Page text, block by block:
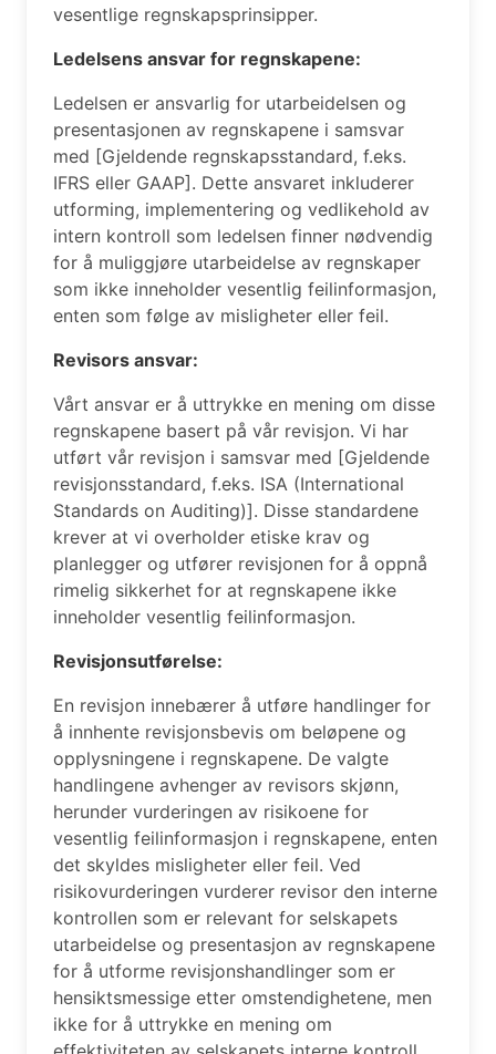
vesentlige regnskapsprinsipper.
Ledelsens ansvar for regnskapene:
Ledelsen er ansvarlig for utarbeidelsen og
presentasjonen av regnskapene i samsvar
med [Gjeldende regnskapsstandard, f.eks.
IFRS eller GAAP]. Dette ansvaret inkluderer
utforming, implementering og vedlikehold av
intern kontroll som ledelsen finner nødvendig
for å muliggjøre utarbeidelse av regnskaper
som ikke inneholder vesentlig feilinformasjon,
enten som følge av misligheter eller feil.
Revisors ansvar:
Vårt ansvar er å uttrykke en mening om disse
regnskapene basert på vår revisjon. Vi har
utført vår revisjon i samsvar med [Gjeldende
revisjonsstandard, f.eks. ISA (International
Standards on Auditing)]. Disse standardene
krever at vi overholder etiske krav og
planlegger og utfører revisjonen for å oppnå
rimelig sikkerhet for at regnskapene ikke
inneholder vesentlig feilinformasjon.
Revisjonsutførelse:
En revisjon innebærer å utføre handlinger for
å innhente revisjonsbevis om beløpene og
opplysningene i regnskapene. De valgte
handlingene avhenger av revisors skjønn,
herunder vurderingen av risikoene for
vesentlig feilinformasjon i regnskapene, enten
det skyldes misligheter eller feil. Ved
risikovurderingen vurderer revisor den interne
kontrollen som er relevant for selskapets
utarbeidelse og presentasjon av regnskapene
for å utforme revisjonshandlinger som er
hensiktsmessige etter omstendighetene, men
ikke for å uttrykke en mening om